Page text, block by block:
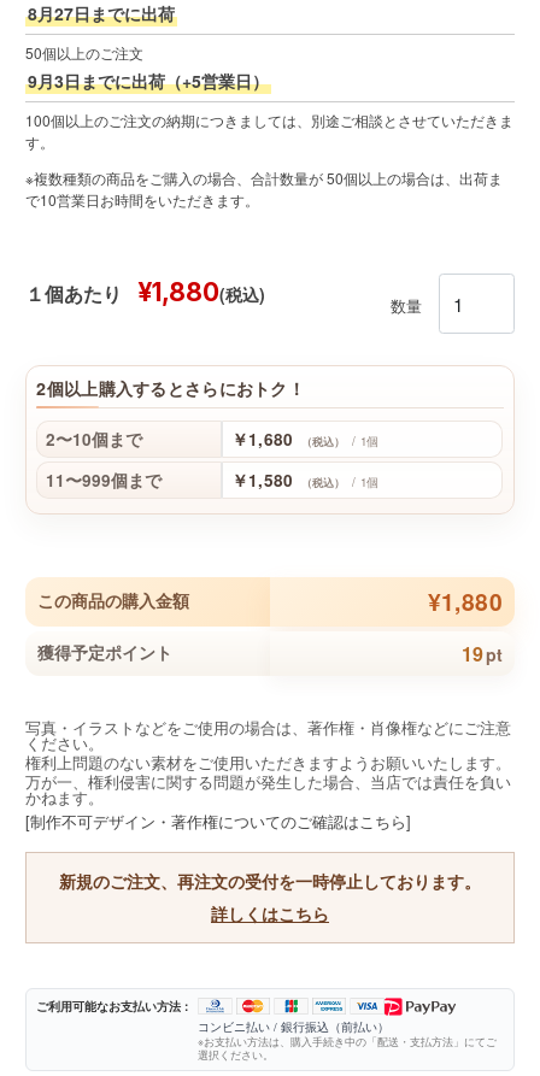
8月27日までに出荷
50個以上のご注文
9月3日までに出荷（+5営業日）
100個以上のご注文の納期につきましては、別途ご相談とさせていただきま
す。
※複数種類の商品をご購入の場合、合計数量が 50個以上の場合は、出荷ま
で10営業日お時間をいただきます。
１個あたり ¥1,880(税込)
数量
2個以上購入するとさらにおトク！
2〜10個まで ￥1,680 （税込） / 1個
11〜999個まで ￥1,580 （税込） / 1個
この商品の購入金額 ¥1,880
獲得予定ポイント 19pt
写真・イラストなどをご使用の場合は、著作権・肖像権などにご注意
ください。
権利上問題のない素材をご使用いただきますようお願いいたします。
万が一、権利侵害に関する問題が発生した場合、当店では責任を負い
かねます。
[制作不可デザイン・著作権についてのご確認はこちら]
新規のご注文、再注文の受付を一時停止しております。
詳しくはこちら
ご利用可能なお支払い方法 :
コンビニ払い / 銀行振込（前払い）
※お支払い方法は、購入手続き中の「配送・支払方法」にてご
選択ください。